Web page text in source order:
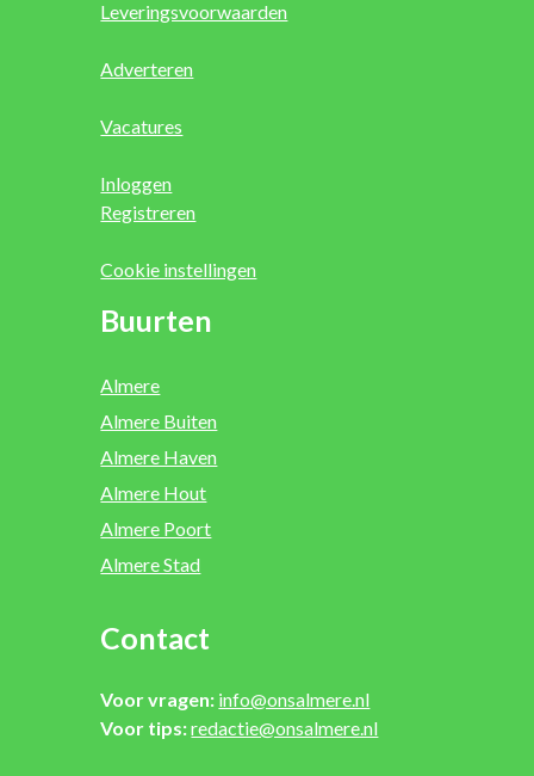
Leveringsvoorwaarden
Adverteren
Vacatures
Inloggen
Registreren
Cookie instellingen
Buurten
Almere
Almere Buiten
Almere Haven
Almere Hout
Almere Poort
Almere Stad
Contact
Voor vragen: info@onsalmere.nl
Voor tips:redactie@onsalmere.nl